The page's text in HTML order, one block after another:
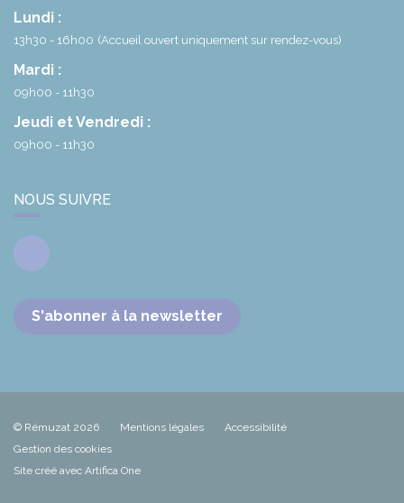
Lundi :
13h30 - 16h00 (Accueil ouvert uniquement sur rendez-vous)
Mardi :
09h00 - 11h30
Jeudi et Vendredi :
09h00 - 11h30
NOUS SUIVRE
Facebook
S'abonner à la newsletter
© Rémuzat 2026 Mentions légales
Accessibilité
Gestion des cookies
Site créé avec Artifica One